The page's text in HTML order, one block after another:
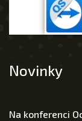
Novinky
Na konferenci